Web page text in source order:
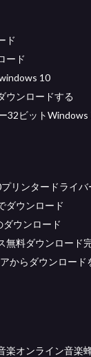
ド
ード
10
ウンロードする
32ビットWindows
リンタードライバ
ダウンロード
ダウンロード
無料ダウンロード
からダウンロード
楽オンライン音楽